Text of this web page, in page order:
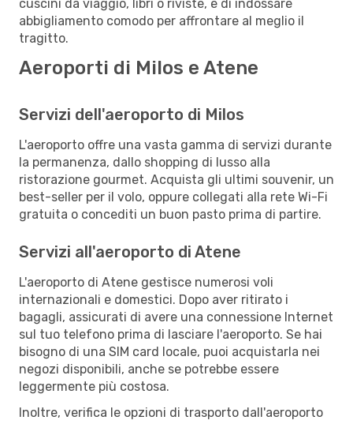
cuscini da viaggio, libri o riviste, e di indossare
abbigliamento comodo per affrontare al meglio il
tragitto.
Aeroporti di Milos e Atene
Servizi dell'aeroporto di Milos
L'aeroporto offre una vasta gamma di servizi durante
la permanenza, dallo shopping di lusso alla
ristorazione gourmet. Acquista gli ultimi souvenir, un
best-seller per il volo, oppure collegati alla rete Wi-Fi
gratuita o concediti un buon pasto prima di partire.
Servizi all'aeroporto di Atene
L'aeroporto di Atene gestisce numerosi voli
internazionali e domestici. Dopo aver ritirato i
bagagli, assicurati di avere una connessione Internet
sul tuo telefono prima di lasciare l'aeroporto. Se hai
bisogno di una SIM card locale, puoi acquistarla nei
negozi disponibili, anche se potrebbe essere
leggermente più costosa.
Inoltre, verifica le opzioni di trasporto dall'aeroporto